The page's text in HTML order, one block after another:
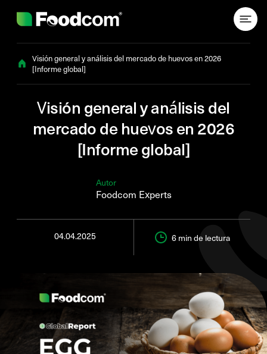
Visión general y análisis del mercado de huevos en 2026
[Informe global]
Visión general y análisis del
mercado de huevos en 2026
[Informe global]
Autor
Foodcom Experts
04.04.2025 6 min de lectura